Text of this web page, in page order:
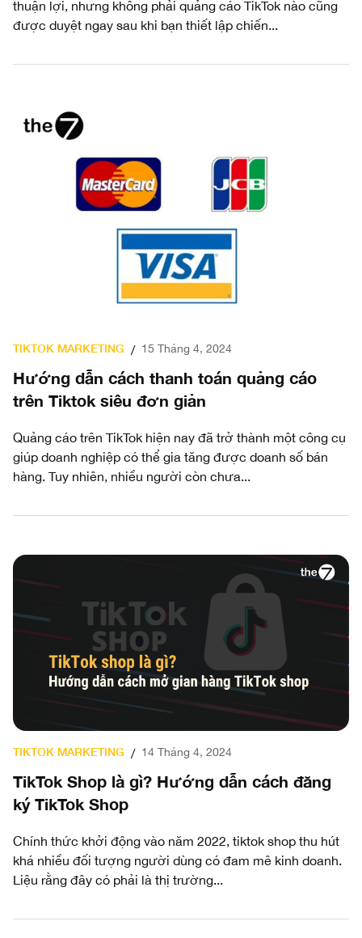
thuận lợi, nhưng không phải quảng cáo TikTok nào cũng
được duyệt ngay sau khi bạn thiết lập chiến...
TIKTOK MARKETING / 15 Tháng 4, 2024
Hướng dẫn cách thanh toán quảng cáo
trên Tiktok siêu đơn giản
Quảng cáo trên TikTok hiện nay đã trở thành một công cụ
giúp doanh nghiệp có thể gia tăng được doanh số bán
hàng. Tuy nhiên, nhiều người còn chưa...
TIKTOK MARKETING / 14 Tháng 4, 2024
TikTok Shop là gì? Hướng dẫn cách đăng
ký TikTok Shop
Chính thức khởi động vào năm 2022, tiktok shop thu hút
khá nhiều đối tượng người dùng có đam mê kinh doanh.
Liệu rằng đây có phải là thị trường...